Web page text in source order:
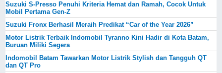
Suzuki S-Presso Penuhi Kriteria Hemat dan Ramah, Cocok Untuk
Mobil Pertama Gen-Z
Suzuki Fronx Berhasil Meraih Predikat “Car of the Year 2026”
Motor Listrik Terbaik Indomobil Tyranno Kini Hadir di Kota Batam,
Buruan Miliki Segera
Indomobil Batam Tawarkan Motor Listrik Stylish dan Tangguh QT
dan QT Pro